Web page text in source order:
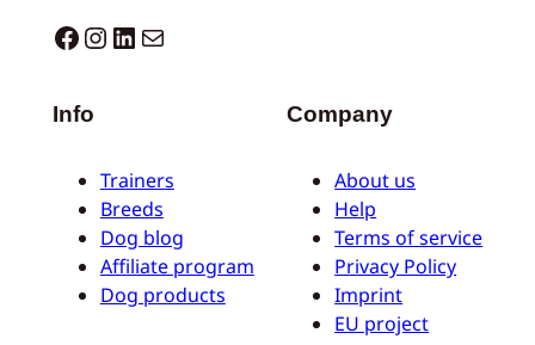
Dogo facebook InstagramLinkedIn Mail
Info
Trainers
Breeds
Dog blog
Affiliate program
Dog products
Company
About us
Help
Terms of service
Privacy Policy
Imprint
EU project